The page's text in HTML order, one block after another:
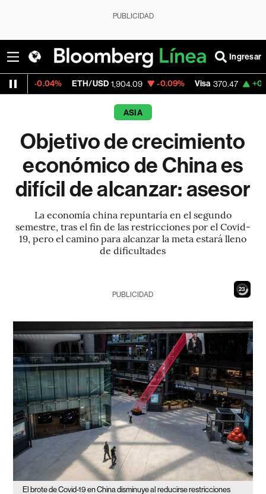
PUBLICIDAD
Ingresar
ETH/USD 1,904.09 -0.09% Visa 370.47 +0.52%
ASIA
Objetivo de crecimiento
económico de China es
difícil de alcanzar: asesor
La economía china repuntaría en el segundo
semestre, tras el fin de las restricciones por el Covid-
19, pero el camino para alcanzar la meta estará lleno
de dificultades
22
PUBLICIDAD
El brote de Covid-19 en China disminuye al reducirse restricciones